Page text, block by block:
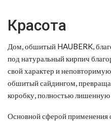
Красота
Дом, обшитый HAUBERK,
под натуральный кирпич
свой характер и
обшитый сайдингом,
коробку, полностью лишенную
Основной сферой применения